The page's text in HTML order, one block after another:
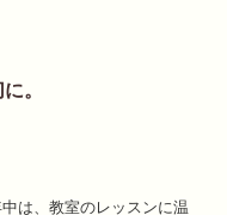
。
は、教室のレッスンに温